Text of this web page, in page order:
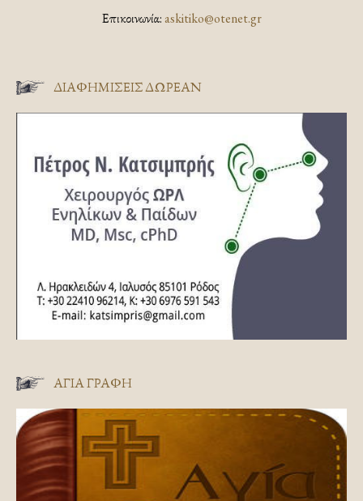
Επικοινωνία:askitiko@otenet.gr
ΔΙΑΦΗΜΊΣΕΙΣ ΔΩΡΕΆΝ
ΑΓΊΑ ΓΡΑΦΉ